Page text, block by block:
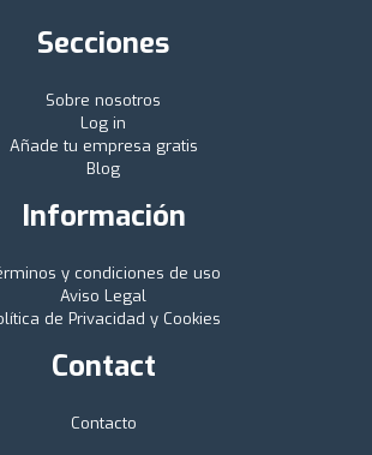
Secciones
Sobre nosotros
Log in
Añade tu empresa gratis
Blog
Información
y condiciones de uso
Aviso Legal
de Privacidad y Cookies
Contact
Contacto